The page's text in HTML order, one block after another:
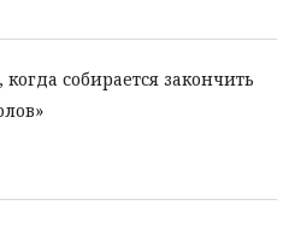
собирается закончить